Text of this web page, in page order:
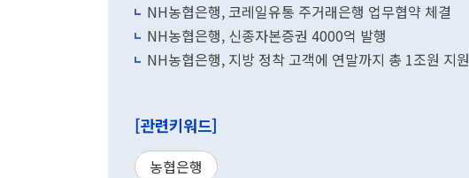
NH농협은행, 코레일유통 주거래은행 업무협약 체결
NH농협은행, 신종자본증권 4000억 발행
NH농협은행, 지방 정착 고객에 연말까지 총 1조원 지원
[관련키워드]
농협은행